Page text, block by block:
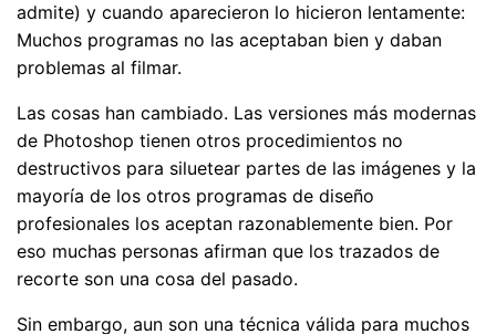
admite) y cuando aparecieron lo hicieron lentamente:
Muchos programas no las aceptaban bien y daban
problemas al filmar.
Las cosas han cambiado. Las versiones más modernas
de Photoshop tienen otros procedimientos no
destructivos para siluetear partes de las imágenes y la
mayoría de los otros programas de diseño
profesionales los aceptan razonablemente bien. Por
eso muchas personas afirman que los trazados de
recorte son una cosa del pasado.
Sin embargo, aun son una técnica válida para muchos